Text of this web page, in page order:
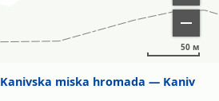
Kanivska miska hromada Kaniv
50 м